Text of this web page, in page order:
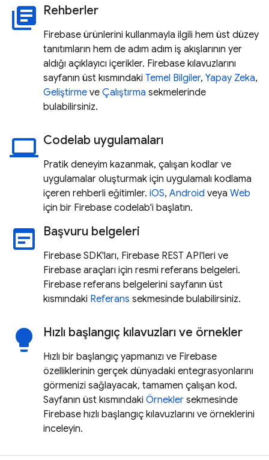
library_books Rehberler
Firebase ürünlerini kullanmayla ilgili hem üst düzey
tanıtımların hem de adım adım iş akışlarının yer
aldığı açıklayıcı içerikler. Firebase kılavuzlarını
sayfanın üst kısmındaki Temel Bilgiler, Yapay Zeka,
Geliştirme ve Çalıştırma sekmelerinde
bulabilirsiniz.
laptop Codelab uygulamaları
Pratik deneyim kazanmak, çalışan kodlar ve
uygulamalar oluşturmak için uygulamalı kodlama
içeren rehberli eğitimler. iOS, Android veya Web
için bir Firebase codelab'i başlatın.
wysiwyg Başvuru belgeleri
Firebase SDK'ları, Firebase REST API'leri ve
Firebase araçları için resmi referans belgeleri.
Firebase referans belgelerini sayfanın üst
kısmındaki Referans sekmesinde bulabilirsiniz.
lightbulb Hızlı başlangıç kılavuzları ve örnekler
Hızlı bir başlangıç yapmanızı ve Firebase
özelliklerinin gerçek dünyadaki entegrasyonlarını
görmenizi sağlayacak, tamamen çalışan kod.
Sayfanın üst kısmındaki Örnekler sekmesinde
Firebase hızlı başlangıç kılavuzlarını ve örneklerini
inceleyin.